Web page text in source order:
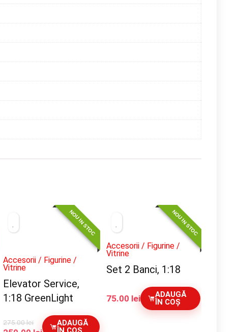
NOU IN STOC
Accesorii / Figurine /
Vitrine
Elevator Service,
1:18 GreenLight
275.00lei
ADAUGĂ
NOU IN STOC
Accesorii / Figurine /
Vitrine
Set 2 Banci, 1:18
75.00 lei
ADAUGĂ
ÎN COȘ